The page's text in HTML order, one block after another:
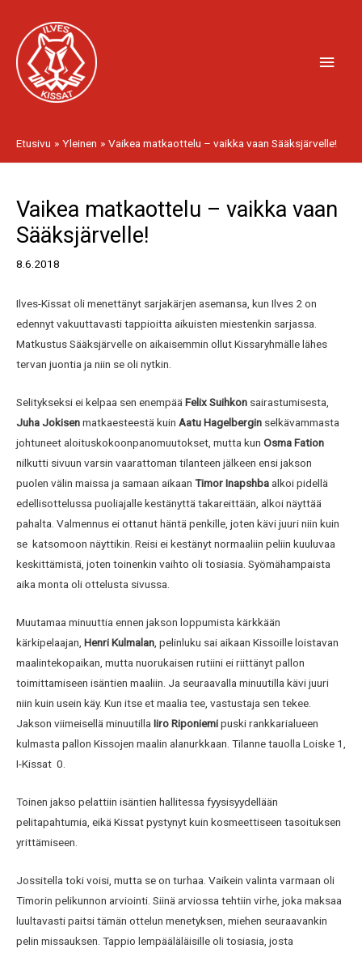
sisältöön
Etusivu Yleinen Vaikea matkaottelu – vaikka vaan Sääksjärvelle!
Vaikea matkaottelu – vaikka vaan
Sääksjärvelle!
8.6.2018
Ilves-Kissat oli menettänyt sarjakärjen asemansa, kun Ilves 2 on
edennyt vakuuttavasti tappioitta aikuisten miestenkin sarjassa.
Matkustus Sääksjärvelle on aikaisemmin ollut Kissaryhmälle lähes
tervan juontia ja niin se oli nytkin.
Selitykseksi ei kelpaa sen enempääFelix Suihkon sairastumisesta,
Juha Jokisenmatkaesteestä kuin Aatu Hagelbergin selkävammasta
johtuneet aloituskokoonpanomuutokset, mutta kun Osma Fation
nilkutti sivuun varsin vaarattoman tilanteen jälkeen ensi jakson
puolen välin maissa ja samaan aikaan Timor Inapshbaalkoi pidellä
edellisottelussa puoliajalle kestänyttä takareittään, alkoi näyttää
pahalta. Valmennus ei ottanut häntä penkille, joten kävi juuri niin kuin
se katsomoon näyttikin. Reisi ei kestänyt normaaliin peliin kuuluvaa
keskittämistä, joten toinenkin vaihto oli tosiasia. Syömähampaista
aika monta oli ottelusta sivussa.
Muutamaa minuuttia ennen jakson loppumista kärkkään
kärkipelaajan, Henri Kulmalan , pelinluku sai aikaan Kissoille loistavan
maalintekopaikan, mutta nuorukaisen rutiini ei riittänyt pallon
toimittamiseen isäntien maaliin. Ja seuraavalla minuutilla kävi juuri
niin kuin usein käy. Kun itse et maalia tee, vastustaja sen tekee.
Jakson viimeisellä minuutilla Iiro Riponiemipuski rankkarialueen
kulmasta pallon Kissojen maalin alanurkkaan. Tilanne tauolla Loiske 1,
I-Kissat 0.
Toinen jakso pelattiin isäntien hallitessa fyysisyydellään
pelitapahtumia, eikä Kissat pystynyt kuin kosmeettiseen tasoituksen
yrittämiseen.
Jossitella toki voisi, mutta se on turhaa. Vaikein valinta varmaan oli
Timorin pelikunnon arviointi. Siinä arviossa tehtiin virhe, joka maksaa
luultavasti paitsi tämän ottelun menetyksen, miehen seuraavankin
pelin missauksen. Tappio lempääläläisille oli tosiasia, josta
selaus